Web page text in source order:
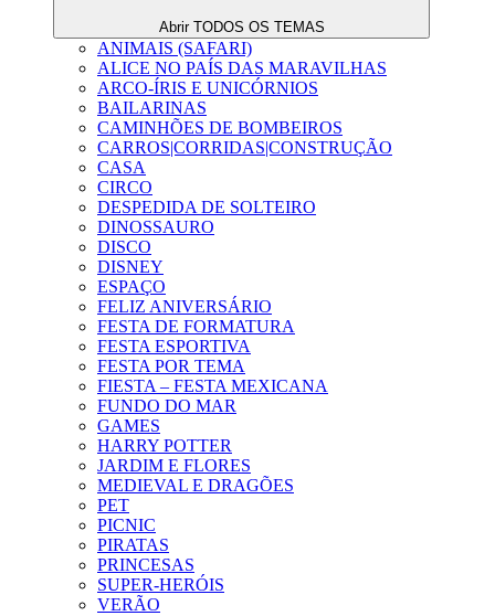
Abrir TODOS OS TEMAS
ANIMAIS (SAFARI)
ALICE NO PAÍS DAS MARAVILHAS
ARCO-ÍRIS E UNICÓRNIOS
BAILARINAS
CAMINHÕES DE BOMBEIROS
CARROS|CORRIDAS|CONSTRUÇÃO
CASA
CIRCO
DESPEDIDA DE SOLTEIRO
DINOSSAURO
DISCO
DISNEY
ESPAÇO
FELIZ ANIVERSÁRIO
FESTA DE FORMATURA
FESTA ESPORTIVA
FESTA POR TEMA
FIESTA – FESTA MEXICANA
FUNDO DO MAR
GAMES
HARRY POTTER
JARDIM E FLORES
MEDIEVAL E DRAGÕES
PET
PICNIC
PIRATAS
PRINCESAS
SUPER-HERÓIS
VERÃO